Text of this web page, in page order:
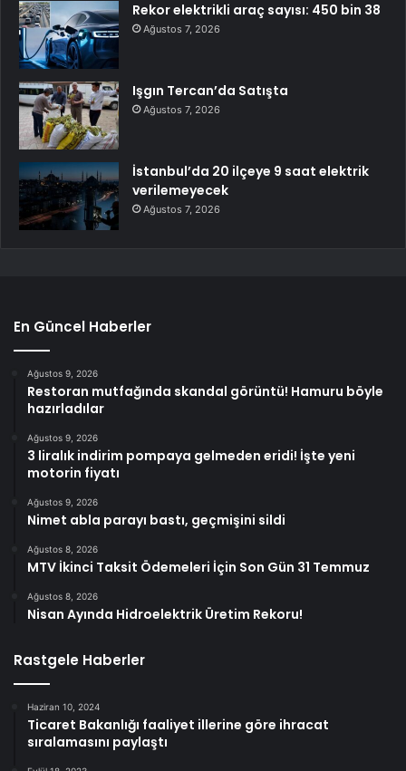
Rekor elektrikli araç sayısı: 450 bin 38
Ağustos 7, 2026
Işgın Tercan’da Satışta
Ağustos 7, 2026
İstanbul’da 20 ilçeye 9 saat elektrik
verilemeyecek
Ağustos 7, 2026
En Güncel Haberler
Ağustos 9, 2026
Restoran mutfağında skandal görüntü! Hamuru böyle
hazırladılar
Ağustos 9, 2026
3 liralık indirim pompaya gelmeden eridi! İşte yeni
motorin fiyatı
Ağustos 9, 2026
Nimet abla parayı bastı, geçmişini sildi
Ağustos 8, 2026
MTV İkinci Taksit Ödemeleri İçin Son Gün 31 Temmuz
Ağustos 8, 2026
Nisan Ayında Hidroelektrik Üretim Rekoru!
Rastgele Haberler
Haziran 10, 2024
Ticaret Bakanlığı faaliyet illerine göre ihracat
sıralamasını paylaştı